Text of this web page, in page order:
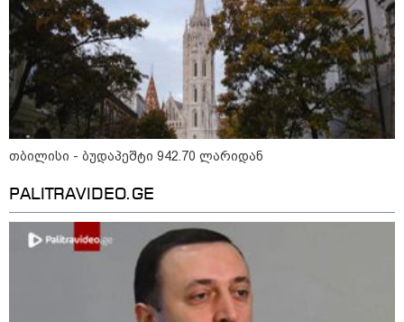
13:59 / 06-08-2026
ნიკა მელიას სასამართლოს
უპატივცემლობის ფაქტზე 1 წლით და 6
თვით თავისუფლების აღკვეთა მიესაჯა
ალექსანდრე გაბაშვილს და
გიორგი მალანიას უთხრა,
თითქოსდა მისი მასწავლებელი,
გიგა ავალიანი ზედმეტ
ყურადღებას იჩენდა მის
მიმართ, რითაც გაბაშვილი
წააქეზა" - პროკურატურა
19:33 / 06-08-2026
თბილისი - ბუდაპეშტი 942.70 ლარიდან
PALITRAVIDEO.GE